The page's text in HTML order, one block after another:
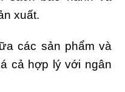
xuất.
các sản phẩm và
cả hợp lý với ngân